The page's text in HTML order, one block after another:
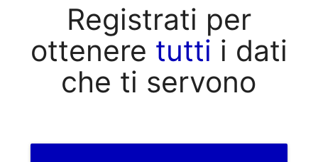
Registrati per
ottenere tutti i dati
che ti servono